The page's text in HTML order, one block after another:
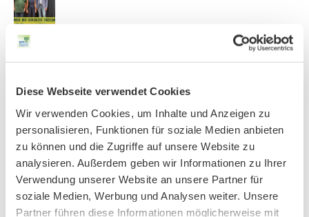
Diese Webseite verwendet Cookies
Wir verwenden Cookies, um Inhalte und Anzeigen zu
personalisieren, Funktionen für soziale Medien anbieten
zu können und die Zugriffe auf unsere Website zu
analysieren. Außerdem geben wir Informationen zu Ihrer
Verwendung unserer Website an unsere Partner für
soziale Medien, Werbung und Analysen weiter. Unsere
Partner führen diese Informationen möglicherweise mit
Neue Bio Genusstour
Ankündigung Jahres-Mitgliederversammlung
2026